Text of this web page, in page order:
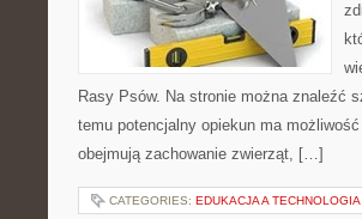
Rasy Psów. Na stronie można znaleźć
temu potencjalny opiekun ma
obejmują zachowanie zwierząt, […]
CATEGORIES: EDUKACJA A TECHNOLOGIA